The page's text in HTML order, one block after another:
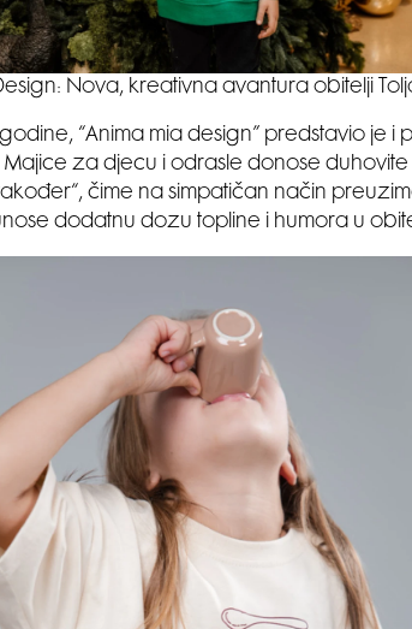
Nova, kreativna avantura obitelji
“Anima mia design” predstavio je i
za djecu i odrasle donose duhovite
čime na simpatičan način
dodatnu dozu topline i humora u